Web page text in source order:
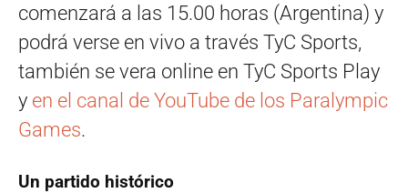
comenzará a las 15.00 horas (Argentina) y
podrá verse en vivo a través TyC Sports,
también se vera online en TyC Sports Play
y en el canal de YouTube de los Paralympic
Games.
Un partido histórico